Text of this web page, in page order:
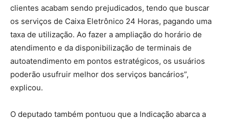
clientes acabam sendo prejudicados, tendo que buscar
os serviços de Caixa Eletrônico 24 Horas, pagando uma
taxa de utilização. Ao fazer a ampliação do horário de
atendimento e da disponibilização de terminais de
autoatendimento em pontos estratégicos, os usuários
poderão usufruir melhor dos serviços bancários”,
explicou.
O deputado também pontuou que a Indicação abarca a